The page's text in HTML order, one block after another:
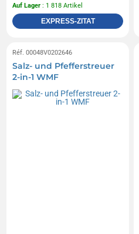
Auf Lager : 1 818 Artikel
EXPRESS-ZITAT
Réf. 00048V0202646
Salz- und Pfefferstreuer
2-in-1 WMF